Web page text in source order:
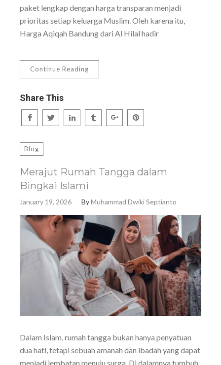
paket lengkap dengan harga transparan menjadi
prioritas setiap keluarga Muslim. Oleh karena itu,
Harga Aqiqah Bandung dari Al Hilal hadir
Continue Reading
Share This
Blog
Merajut Rumah Tangga dalam
Bingkai Islami
January 19, 2026 ByMuhammad Dwiki Septianto
Dalam Islam, rumah tangga bukan hanya penyatuan
dua hati, tetapi sebuah amanah dan ibadah yang dapat
menjadi jembatan menuju surga. Di dalamnya tumbuh